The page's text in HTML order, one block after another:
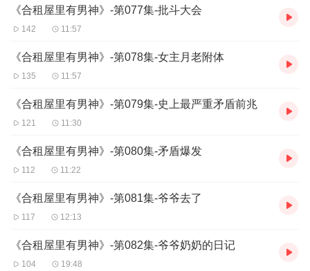
日更2集，0.2元/集，会员免费收听
播放量破5万，爆更3天！
《合租屋里有男神》-第077集-批斗大会
142 11:57
《合租屋里有男神》-第078集-女主月老附体
135 11:57
《合租屋里有男神》-第079集-史上最严重矛盾前兆
121 11:30
《合租屋里有男神》-第080集-矛盾爆发
112 11:22
《合租屋里有男神》-第081集-爷爷去了
117 12:13
《合租屋里有男神》-第082集-爷爷奶奶的日记
104 19:48